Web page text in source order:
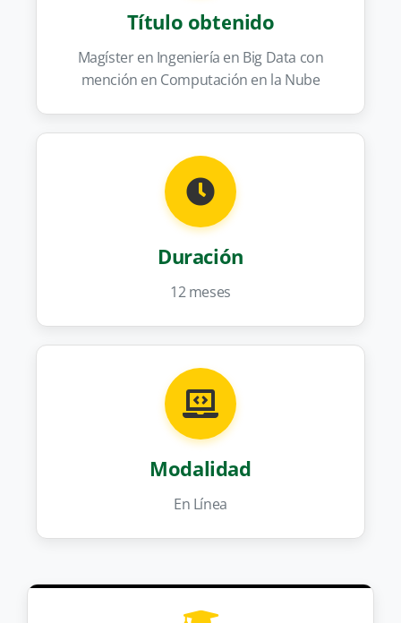
Título obtenido
Magíster en Ingeniería en Big Data con
mención en Computación en la Nube
Duración
12 meses
Modalidad
En Línea